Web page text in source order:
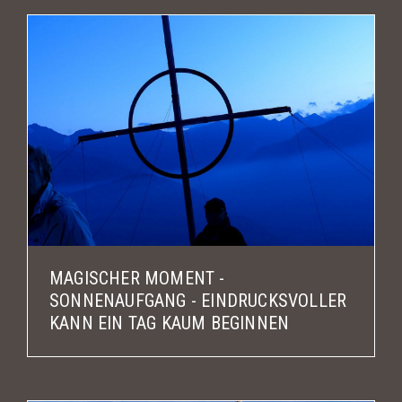
MAGISCHER MOMENT -
SONNENAUFGANG - EINDRUCKSVOLLER
KANN EIN TAG KAUM BEGINNEN